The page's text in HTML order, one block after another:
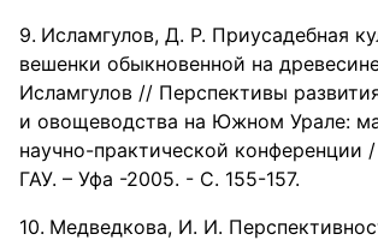
Исламгулов, Д. Р. Приусадебная
вешенки обыкновенной на
Исламгулов // Перспективы
и овощеводства на Южном Урале:
научно-практической конференции
ГАУ. – Уфа -2005. - С. 155-157.
Медведкова, И. И.